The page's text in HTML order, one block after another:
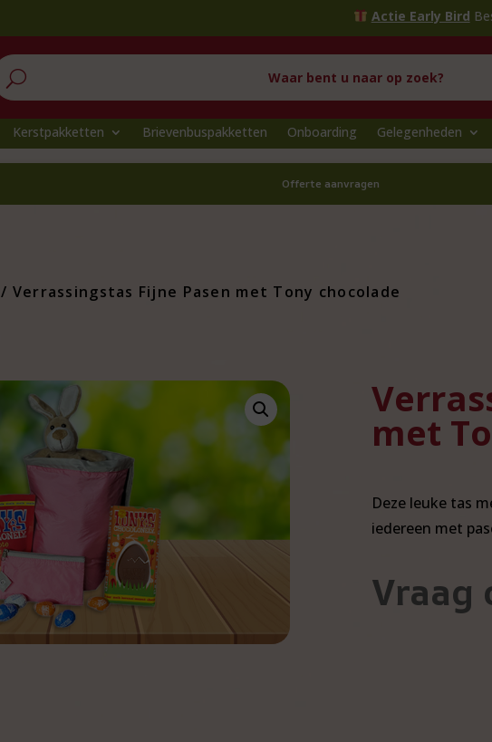
Actie Early BirdBestel voor1
U
Kerstpakketten Brievenbuspakketten Onboarding Gelegenheden
Offerte aanvragen
/ Verrassingstas Fijne Pasen met Tony chocolade
met
Deze leuke tas
iedereen met
Vraag